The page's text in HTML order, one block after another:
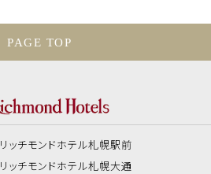
PAGE TOP
リッチモンドホテル札幌駅前
リッチモンドホテル札幌大通